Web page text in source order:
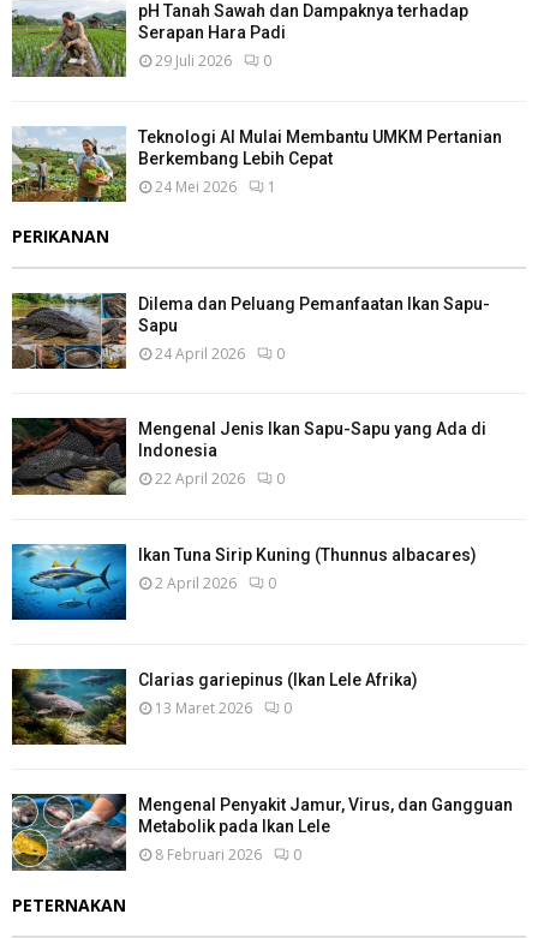
pH Tanah Sawah dan Dampaknya terhadap
Serapan Hara Padi
29 Juli 2026 0
Teknologi AI Mulai Membantu UMKM Pertanian
Berkembang Lebih Cepat
24 Mei 2026 1
PERIKANAN
Dilema dan Peluang Pemanfaatan Ikan Sapu-
Sapu
24 April 2026 0
Mengenal Jenis Ikan Sapu-Sapu yang Ada di
Indonesia
22 April 2026 0
Ikan Tuna Sirip Kuning (Thunnus albacares)
2 April 2026 0
Clarias gariepinus (Ikan Lele Afrika)
13 Maret 2026 0
Mengenal Penyakit Jamur, Virus, dan Gangguan
Metabolik pada Ikan Lele
8 Februari 2026 0
PETERNAKAN